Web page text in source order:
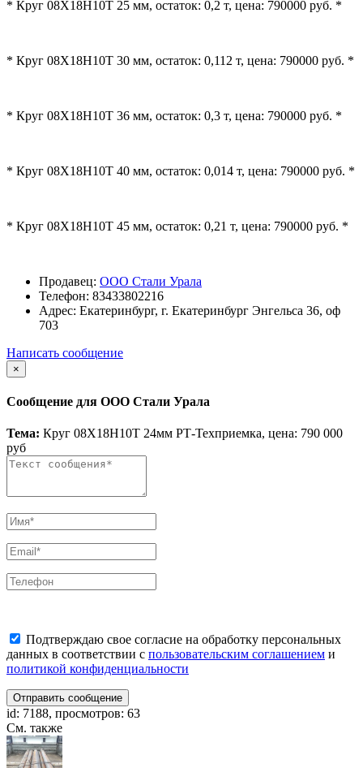
* Круг 08Х18Н10Т 25 мм, остаток: 0,2 т, цена: 790000 руб. *
* Круг 08Х18Н10Т 30 мм, остаток: 0,112 т, цена: 790000 руб. *
* Круг 08Х18Н10Т 36 мм, остаток: 0,3 т, цена: 790000 руб. *
* Круг 08Х18Н10Т 40 мм, остаток: 0,014 т, цена: 790000 руб. *
* Круг 08Х18Н10Т 45 мм, остаток: 0,21 т, цена: 790000 руб. *
Продавец: ООО Стали Урала
Телефон: 83433802216
Адрес: Екатеринбург, г. Екатеринбург Энгельса 36, оф
703
Написать сообщение
×
Сообщение для ООО Стали Урала
Тема: Круг 08Х18Н10Т 24мм РТ-Техприемка, цена: 790 000
руб
Подтверждаю свое согласие на обработку персональных
данных в соответствии с пользовательским соглашением и
политикой конфиденциальности
Отправить сообщение
id: 7188, просмотров: 63
См. также